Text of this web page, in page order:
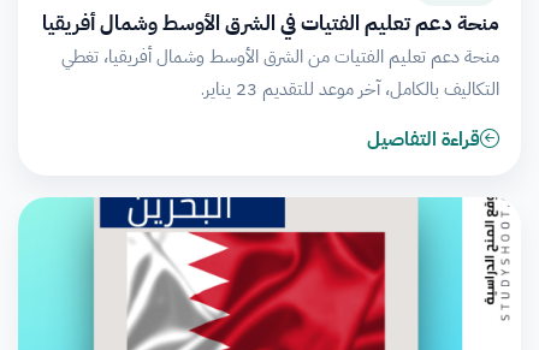
منحة دعم تعليم الفتيات في الشرق الأوسط وشمال أفريقيا
منحة دعم تعليم الفتيات من الشرق الأوسط وشمال أفريقيا، تغطي
التكاليف بالكامل، آخر موعد للتقديم 23 يناير.
قراءة التفاصيل